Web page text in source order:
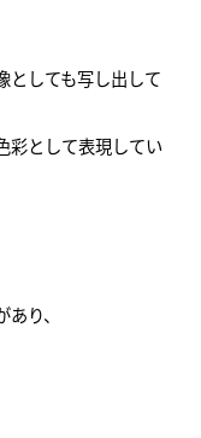
としても写し出して
彩として表現してい
り、